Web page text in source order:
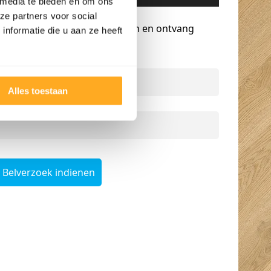
partners voor social
die u aan ze heeft
Alles toestaan
advies op maat
een terugbelverzoek aan en ontvang
*
Belverzoek indienen